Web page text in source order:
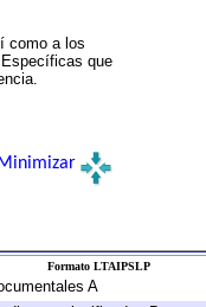
como a los
que
Minimizar
Formato LTAIPSLP
A